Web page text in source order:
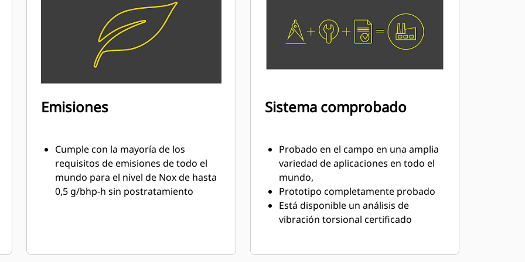
Emisiones
Cumple con la mayoría de los
requisitos de emisiones de todo el
mundo para el nivel de Nox de hasta
0,5 g/bhp-h sin postratamiento
Sistema comprobado
Probado en el campo en una amplia
variedad de aplicaciones en todo el
mundo,
Prototipo completamente probado
Está disponible un análisis de
vibración torsional certificado